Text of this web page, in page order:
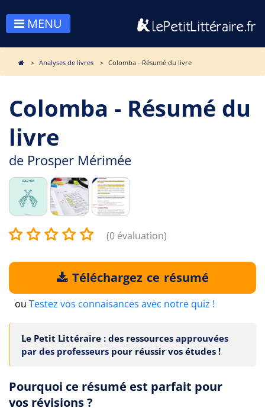
MENU
Analyses de livres Colomba - Résumé du livre
Colomba - Résumé du
livre
de Prosper Mérimée
(0 évaluation)
Téléchargez ce résumé
ou Testez vos connaisances avec notre quiz !
Le Petit Littéraire : des ressources approuvées
par des professeurs pour réussir vos études !
Pourquoi ce résumé est parfait pour
vos révisions ?